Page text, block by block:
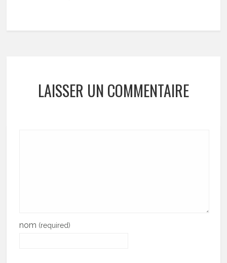
LAISSER UN COMMENTAIRE
nom (required)